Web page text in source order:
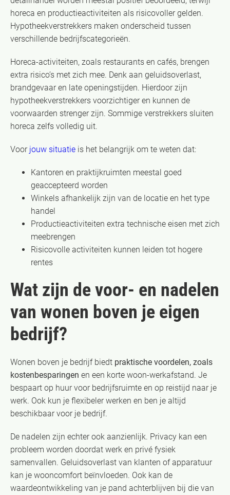
horeca en productieactiviteiten als risicovoller gelden.
Hypotheekverstrekkers maken onderscheid tussen
verschillende bedrijfscategorieën.
Horeca-activiteiten, zoals restaurants en cafés, brengen
extra risico’s met zich mee. Denk aan geluidsoverlast,
brandgevaar en late openingstijden. Hierdoor zijn
hypotheekverstrekkers voorzichtiger en kunnen de
voorwaarden strenger zijn. Sommige verstrekkers sluiten
horeca zelfs volledig uit.
Voor jouw situatie is het belangrijk om te weten dat:
Kantoren en praktijkruimten meestal goed
geaccepteerd worden
Winkels afhankelijk zijn van de locatie en het type
handel
Productieactiviteiten extra technische eisen met zich
meebrengen
Risicovolle activiteiten kunnen leiden tot hogere
rentes
Wat zijn de voor- en nadelen
van wonen boven je eigen
bedrijf?
Wonen boven je bedrijf biedt praktische voordelen, zoals
kostenbesparingen en een korte woon-werkafstand. Je
bespaart op huur voor bedrijfsruimte en op reistijd naar je
werk. Ook kun je flexibeler werken en ben je altijd
beschikbaar voor je bedrijf.
De nadelen zijn echter ook aanzienlijk. Privacy kan een
probleem worden doordat werk en privé fysiek
samenvallen. Geluidsoverlast van klanten of apparatuur
kan je wooncomfort beïnvloeden. Ook kan de
waardeontwikkeling van je pand achterblijven bij die van